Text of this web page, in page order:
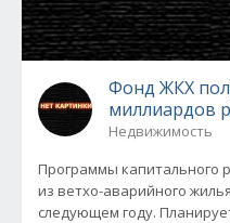
Фонд ЖКХ
миллиардов
Недвижимость
Программы капитального
из ветхо-аварийного
следующем году.